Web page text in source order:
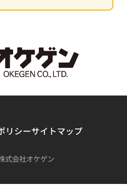
リシーサイトマップ
式会社オケゲン